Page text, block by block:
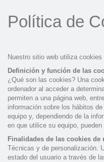
Política de
Nuestro sitio web utiliza
Definición y función de las
¿Qué son las cookies? Una
ordenador al acceder a
permiten a una página web,
información sobre los hábitos
equipo y, dependiendo de la
en que utilice su equipo,
Finalidades de las cookies de
Técnicas y de personalización.
estado del usuario a través de